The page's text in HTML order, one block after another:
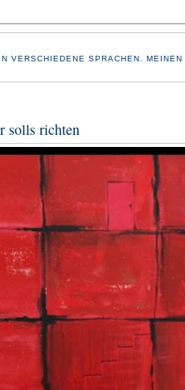
VERSCHIEDENE SPRACHEN.
solls richten